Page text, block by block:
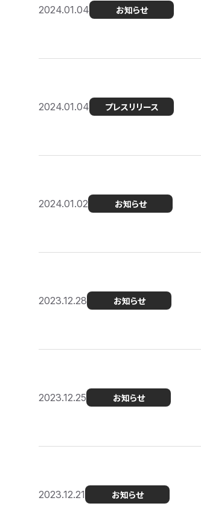
2024.01.04 お知らせ
2024.01.04 プレスリリース
2024.01.02 お知らせ
2023.12.28 お知らせ
2023.12.25 お知らせ
2023.12.21 お知らせ